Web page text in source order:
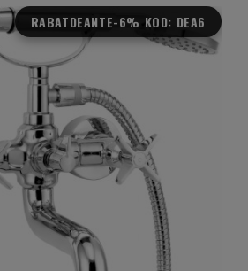
RABATDEANTE-6% KOD: DEA6